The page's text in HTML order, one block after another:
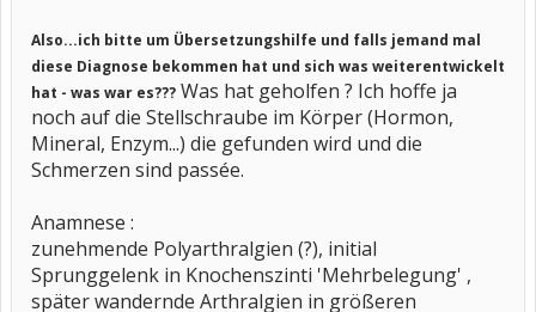
Also...ich bitte um Übersetzungshilfe und falls jemand mal
diese Diagnose bekommen hat und sich was weiterentwickelt
hat - was war es??? Was hat geholfen ? Ich hoffe ja
noch auf die Stellschraube im Körper (Hormon,
Mineral, Enzym...) die gefunden wird und die
Schmerzen sind passée.
Anamnese :
zunehmende Polyarthralgien (?), initial
Sprunggelenk in Knochenszinti 'Mehrbelegung' ,
später wandernde Arthralgien in größeren